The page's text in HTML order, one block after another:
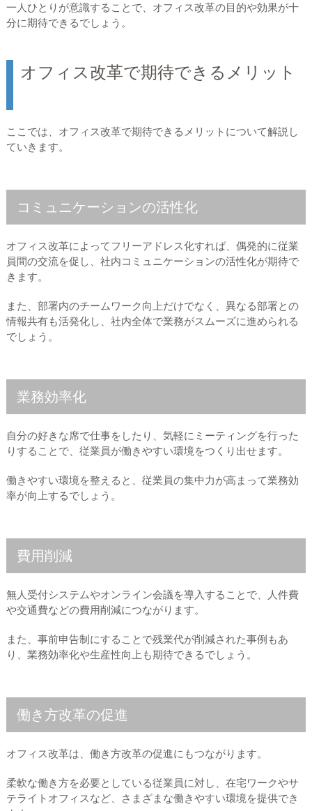
一人ひとりが意識することで、オフィス改革の目的や効果が十
分に期待できるでしょう。
オフィス改革で期待できるメリット
ここでは、オフィス改革で期待できるメリットについて解説し
ていきます。
コミュニケーションの活性化
オフィス改革によってフリーアドレス化すれば、偶発的に従業
員間の交流を促し、社内コミュニケーションの活性化が期待で
きます。
また、部署内のチームワーク向上だけでなく、異なる部署との
情報共有も活発化し、社内全体で業務がスムーズに進められる
でしょう。
業務効率化
自分の好きな席で仕事をしたり、気軽にミーティングを行った
りすることで、従業員が働きやすい環境をつくり出せます。
働きやすい環境を整えると、従業員の集中力が高まって業務効
率が向上するでしょう。
費用削減
無人受付システムやオンライン会議を導入することで、人件費
や交通費などの費用削減につながります。
また、事前申告制にすることで残業代が削減された事例もあ
り、業務効率化や生産性向上も期待できるでしょう。
働き方改革の促進
オフィス改革は、働き方改革の促進にもつながります。
柔軟な働き方を必要としている従業員に対し、在宅ワークやサ
テライトオフィスなど、さまざまな働きやすい環境を提供でき